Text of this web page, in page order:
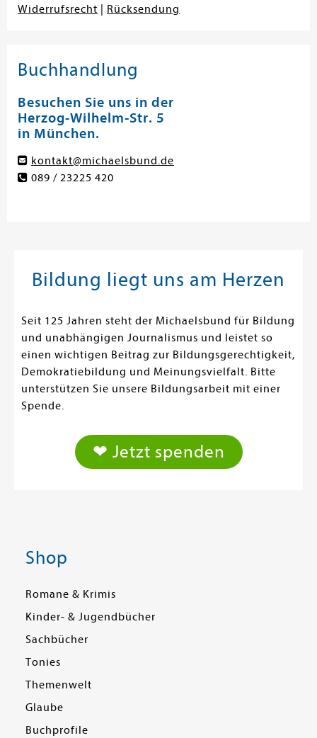
Widerrufsrecht
Rücksendung
Buchhandlung
Besuchen Sie uns in der
Herzog-Wilhelm-Str. 5
in München.
kontakt@michaelsbund.de
089 / 23225 420
Bildung liegt uns am Herzen
Seit 125 Jahren steht der Michaelsbund für Bildung
und unabhängigen Journalismus und leistet so
einen wichtigen Beitrag zur Bildungsgerechtigkeit,
Demokratiebildung und Meinungsvielfalt. Bitte
unterstützen Sie unsere Bildungsarbeit mit einer
Spende.
❤ Jetzt spenden
Shop
Romane & Krimis
Kinder- & Jugendbücher
Sachbücher
Tonies
Themenwelt
Glaube
Buchprofile